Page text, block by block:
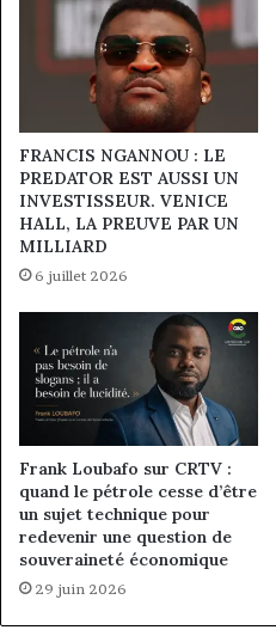
FRANCIS NGANNOU : LE
PREDATOR EST AUSSI UN
INVESTISSEUR. VENICE
HALL, LA PREUVE PAR UN
MILLIARD
6 juillet 2026
Frank Loubafo sur CRTV :
quand le pétrole cesse d’être
un sujet technique pour
redevenir une question de
souveraineté économique
29 juin 2026